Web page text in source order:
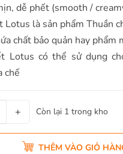
dễ phết (smooth /
Lotus là sản phẩm Thuần
chất bảo quản hay phẩm
Lotus có thể sử dụng
chế
+ Còn lại 1 trong kho
THÊM VÀO GIỎ